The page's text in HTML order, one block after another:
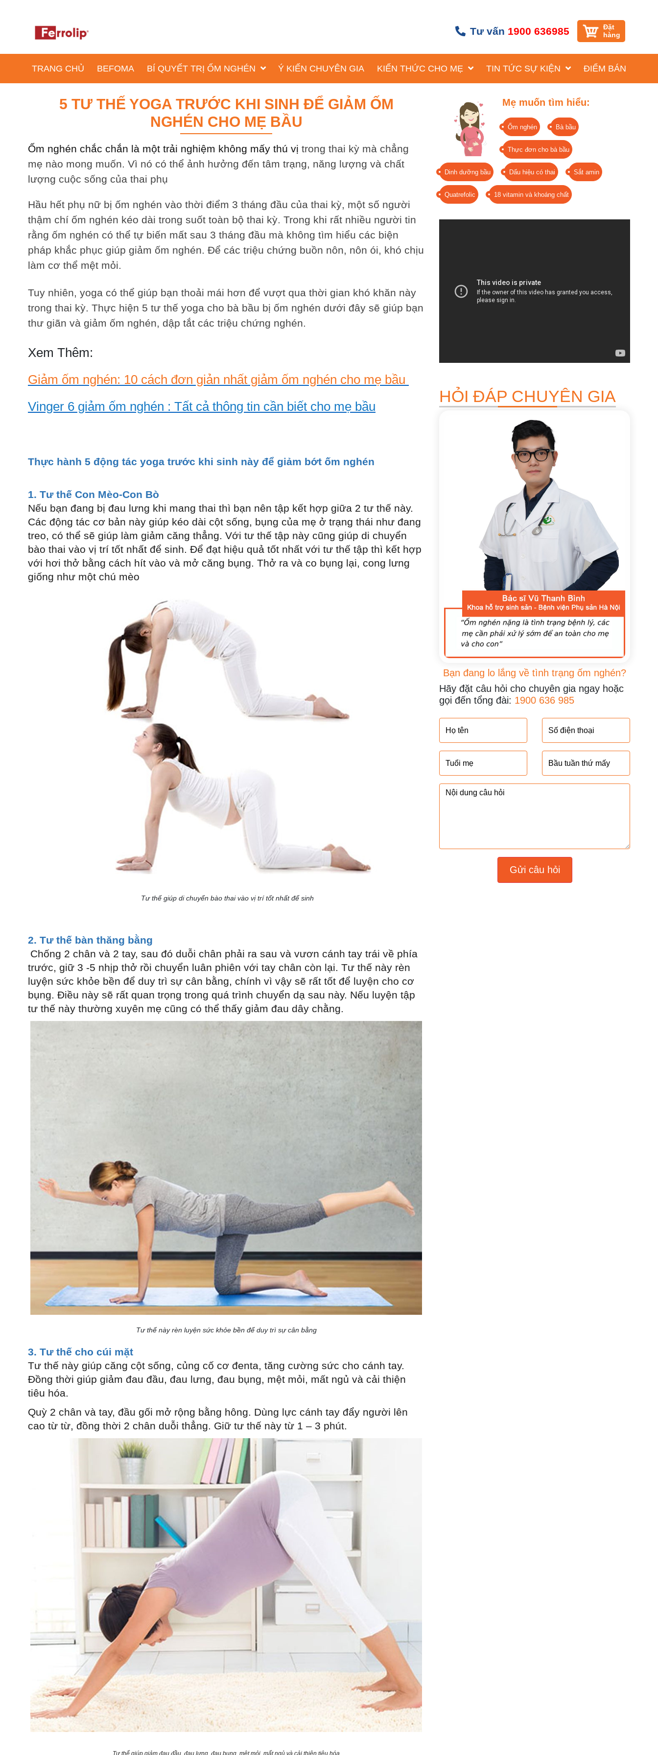
Tư vấn 1900 636985
Đặt
hàng
TRANG CHỦ BEFOMA BÍ QUYẾT TRỊ ỐM NGHÉN Ý KIẾN CHUYÊN GIA KIẾN THỨC CHO MẸ TIN TỨC SỰ KIỆN ĐIỂM BÁN
5 TƯ THẾ YOGA TRƯỚC KHI SINH ĐỂ GIẢM ỐM
NGHÉN CHO MẸ BẦU
Ốm nghén chắc chắn là một trải nghiệm không mấy thú vị trong thai kỳ mà chẳng
mẹ nào mong muốn. Vì nó có thể ảnh hưởng đến tâm trạng, năng lượng và chất
lượng cuộc sống của thai phụ
Hầu hết phụ nữ bị ốm nghén vào thời điểm 3 tháng đầu của thai kỳ, một số người
thậm chí ốm nghén kéo dài trong suốt toàn bộ thai kỳ. Trong khi rất nhiều người tin
rằng ốm nghén có thể tự biến mất sau 3 tháng đầu mà không tìm hiểu các biện
pháp khắc phục giúp giảm ốm nghén. Để các triệu chứng buồn nôn, nôn ói, khó chịu
làm cơ thể mệt mỏi.
Tuy nhiên, yoga có thể giúp bạn thoải mái hơn để vượt qua thời gian khó khăn này
trong thai kỳ. Thực hiện 5 tư thế yoga cho bà bầu bị ốm nghén dưới đây sẽ giúp bạn
thư giãn và giảm ốm nghén, dập tắt các triệu chứng nghén.
Xem Thêm:
Giảm ốm nghén: 10 cách đơn giản nhất giảm ốm nghén cho mẹ bầu
Vinger 6 giảm ốm nghén : Tất cả thông tin cần biết cho mẹ bầu
Thực hành 5 động tác yoga trước khi sinh này để giảm bớt ốm nghén
1. Tư thế Con Mèo-Con Bò
Nếu bạn đang bị đau lưng khi mang thai thì bạn nên tập kết hợp giữa 2 tư thế này.
Các động tác cơ bản này giúp kéo dài cột sống, bụng của mẹ ở trạng thái như đang
treo, có thể sẽ giúp làm giảm căng thẳng. Với tư thế tập này cũng giúp di chuyển
bào thai vào vị trí tốt nhất để sinh. Để đạt hiệu quả tốt nhất với tư thế tập thì kết hợp
với hơi thở bằng cách hít vào và mở căng bụng. Thở ra và co bụng lại, cong lưng
giống như một chú mèo
Tư thế giúp di chuyển bào thai vào vị trí tốt nhất để sinh
2. Tư thế bàn thăng bằng
Chống 2 chân và 2 tay, sau đó duỗi chân phải ra sau và vươn cánh tay trái về phía
trước, giữ 3 -5 nhịp thở rồi chuyển luân phiên với tay chân còn lại. Tư thế này rèn
luyện sức khỏe bền để duy trì sự cân bằng, chính vì vậy sẽ rất tốt để luyện cho cơ
bụng. Điều này sẽ rất quan trọng trong quá trình chuyển dạ sau này. Nếu luyện tập
tư thế này thường xuyên mẹ cũng có thể thấy giảm đau dây chằng.
Tư thế này rèn luyện sức khỏe bền để duy trì sự cân bằng
3. Tư thế cho cúi mặt
Tư thế này giúp căng cột sống, củng cố cơ đenta, tăng cường sức cho cánh tay.
Đồng thời giúp giảm đau đầu, đau lưng, đau bụng, mệt mỏi, mất ngủ và cải thiện
tiêu hóa.
Quỳ 2 chân và tay, đầu gối mở rộng bằng hông. Dùng lực cánh tay đẩy người lên
cao từ từ, đồng thời 2 chân duỗi thẳng. Giữ tư thế này từ 1 – 3 phút.
Mẹ muốn tìm hiểu:
Ốm nghén Bà bầu
Thực đơn cho bà bầu
Dinh dưỡng bầu Dấu hiệu có thai Sắt amin
Quatrefolic 18 vitamin và khoáng chất
HỎI ĐÁP CHUYÊN GIA
Bạn đang lo lắng về tình trạng ốm nghén?
Hãy đặt câu hỏi cho chuyên gia ngay hoặc
gọi đến tổng đài: 1900 636 985
Gửi câu hỏi